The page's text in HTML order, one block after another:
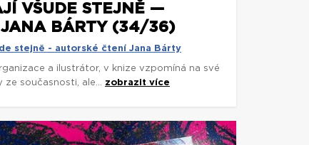
VŠUDE STEJNĚ —
JANA BÁRTY (34/36)
stejně - autorské čtení Jana Bárty
a ilustrátor, v knize vzpomíná na své
současnosti, ale... zobrazit více